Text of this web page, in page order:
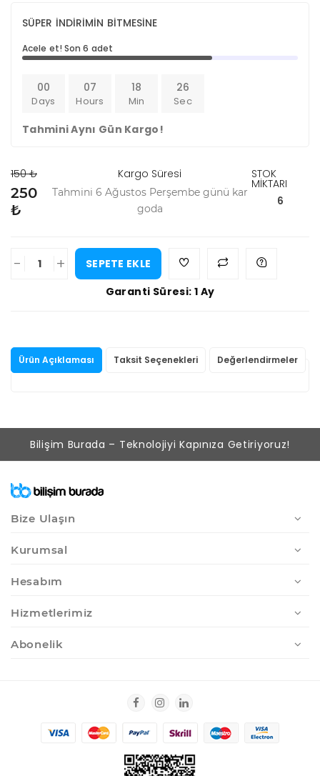
SÜPER İNDİRİMİN BİTMESİNE
Acele et! Son 6 adet
00
Days
07
Hours
18
Min
26
Sec
Tahmini Aynı Gün Kargo!
150 ₺
250
₺
Kargo Süresi
Tahmini 6 Ağustos Perşembe günü kar
goda
STOK
MİKTARI
6
- +
SEPETE EKLE
Garanti Süresi: 1 Ay
Ürün Açıklaması Taksit Seçenekleri Değerlendirmeler
Bilişim Burada – Teknolojiyi Kapınıza Getiriyoruz!
Bize Ulaşın
Kurumsal
Hesabım
Hizmetlerimiz
Abonelik